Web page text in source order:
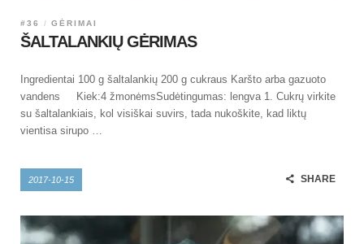
#36 GĖRIMAI
ŠALTALANKIŲ GĖRIMAS
Ingredientai 100 g šaltalankių 200 g cukraus Karšto arba gazuoto
vandens Kiek:4 žmonėmsSudėtingumas: lengva 1. Cukrų virkite
su šaltalankiais, kol visiškai suvirs, tada nukoškite, kad liktų
vientisa sirupo …
2017-10-15 SHARE